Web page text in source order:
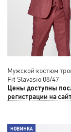
Мужской костюм
Fit Slavasio 08/47
Цены доступны
регистрации на
НОВИНКА